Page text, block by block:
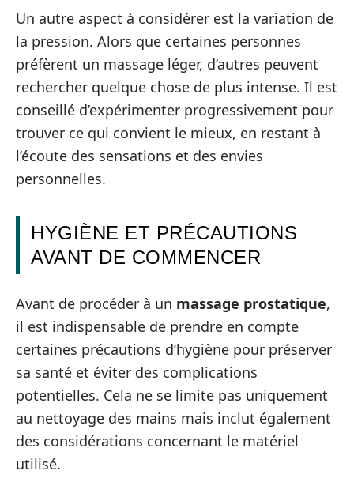
Un autre aspect à considérer est la variation de
la pression. Alors que certaines personnes
préfèrent un massage léger, d’autres peuvent
rechercher quelque chose de plus intense. Il est
conseillé d’expérimenter progressivement pour
trouver ce qui convient le mieux, en restant à
l’écoute des sensations et des envies
personnelles.
HYGIÈNE ET PRÉCAUTIONS
AVANT DE COMMENCER
Avant de procéder à un massage prostatique,
il est indispensable de prendre en compte
certaines précautions d’hygiène pour préserver
sa santé et éviter des complications
potentielles. Cela ne se limite pas uniquement
au nettoyage des mains mais inclut également
des considérations concernant le matériel
utilisé.